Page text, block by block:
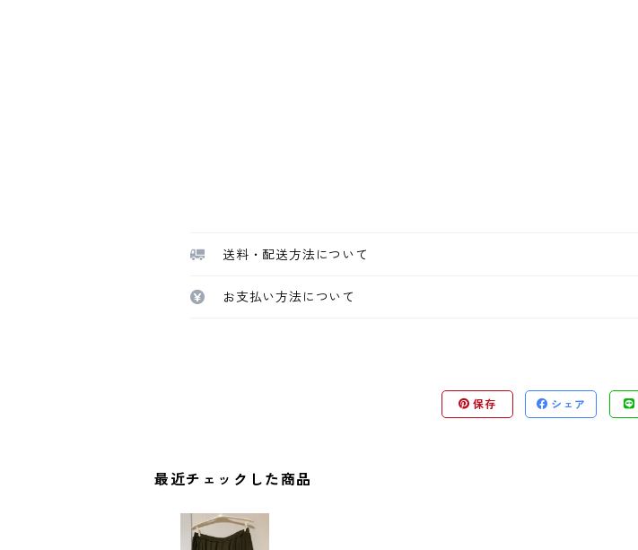
送料・配送方法について
お支払い方法について
保存 シェア
最近チェックした商品